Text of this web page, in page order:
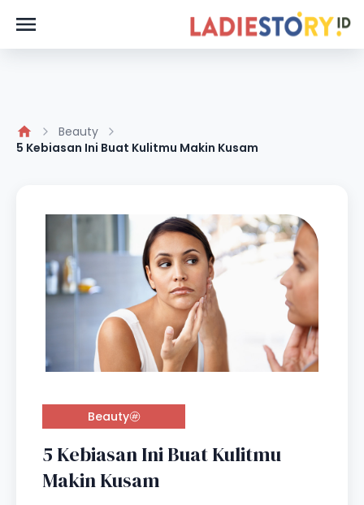
Beauty
5 Kebiasan Ini Buat Kulitmu Makin Kusam
Beauty
5 Kebiasan Ini Buat Kulitmu
Makin Kusam